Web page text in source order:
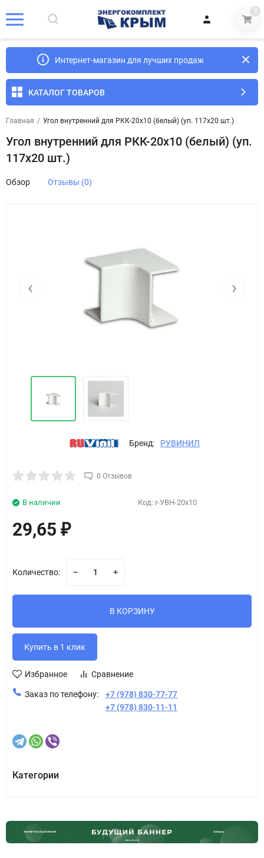
0
Интернет-магазин для лучших продаж
КАТАЛОГ ТОВАРОВ
Главная / Угол внутренний для РКК-20х10 (белый) (уп. 117х20 шт.)
Угол внутренний для РКК-20х10 (белый) (уп.
117х20 шт.)
Обзор Отзывы (0)
‹ ›
Бренд: РУВИНИЛ
0 Отзывов
Код: r-УВН-20х10
В наличии
29,65 ₽
Количество:
В КОРЗИНУ
Избранное Сравнение
Заказ по телефону:
+7 (978) 830-77-77
+7 (978) 830-11-11
Категории